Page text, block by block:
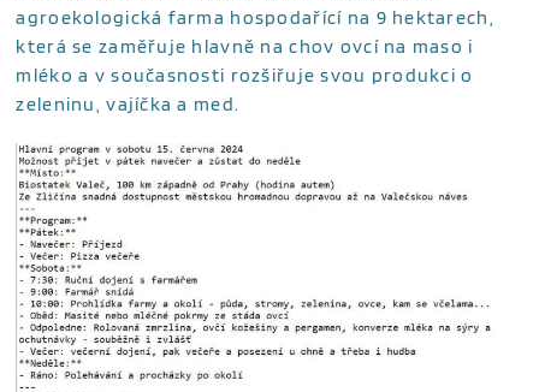
agroekologická farma hospodařící na 9 hektarech,
která se zaměřuje hlavně na chov ovcí na maso i
mléko a v současnosti rozšiřuje svou produkci o
zeleninu, vajíčka a med.